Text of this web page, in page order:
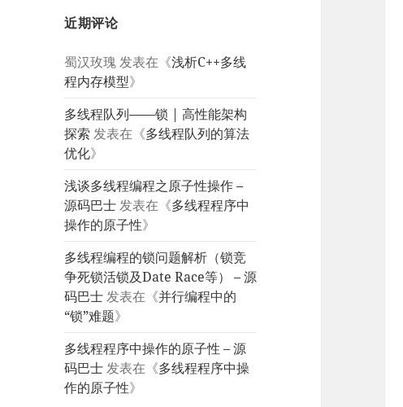
近期评论
蜀汉玫瑰发表在《浅析C++多线
程内存模型》
多线程队列——锁 | 高性能架构
探索 发表在《多线程队列的算法
优化》
浅谈多线程编程之原子性操作 –
源码巴士发表在《多线程程序中
操作的原子性》
多线程编程的锁问题解析（锁竞
争死锁活锁及Date Race等） – 源
码巴士发表在《并行编程中的
“锁”难题》
多线程程序中操作的原子性 – 源
码巴士发表在《多线程程序中操
作的原子性》